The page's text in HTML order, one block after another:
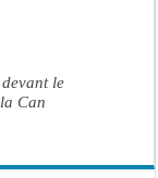
le
Can